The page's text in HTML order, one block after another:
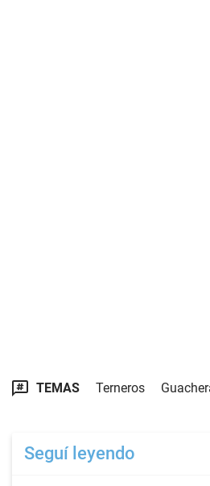
TEMAS Terneros
Seguí leyendo